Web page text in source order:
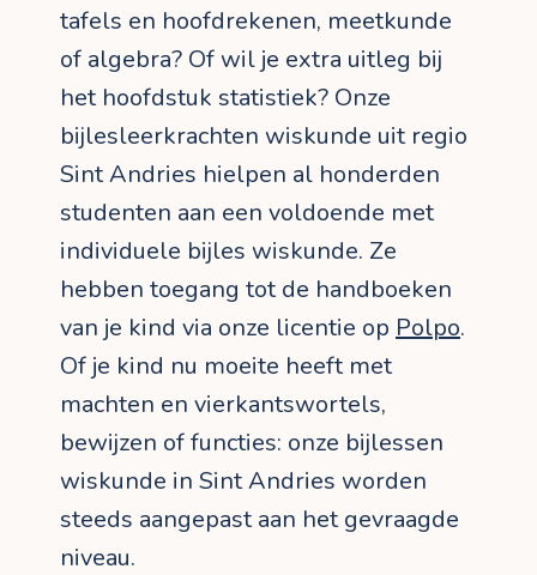
tafels en hoofdrekenen, meetkunde
of algebra? Of wil je extra uitleg bij
het hoofdstuk statistiek? Onze
bijlesleerkrachten wiskunde uit regio
Sint Andries hielpen al honderden
studenten aan een voldoende met
individuele bijles wiskunde. Ze
hebben toegang tot de handboeken
van je kind via onze licentie op Polpo.
Of je kind nu moeite heeft met
machten en vierkantswortels,
bewijzen of functies: onze bijlessen
wiskunde in Sint Andries worden
steeds aangepast aan het gevraagde
niveau.